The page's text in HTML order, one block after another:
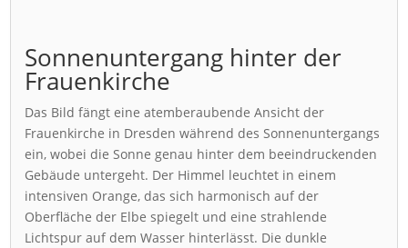
Sonnenuntergang hinter der
Frauenkirche
Das Bild fängt eine atemberaubende Ansicht der
Frauenkirche in Dresden während des Sonnenuntergangs
ein, wobei die Sonne genau hinter dem beeindruckenden
Gebäude untergeht. Der Himmel leuchtet in einem
intensiven Orange, das sich harmonisch auf der
Oberfläche der Elbe spiegelt und eine strahlende
Lichtspur auf dem Wasser hinterlässt. Die dunkle